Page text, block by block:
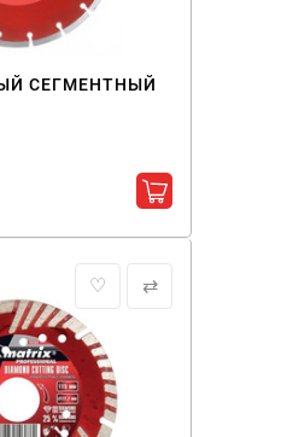
СЕГМЕНТНЫЙ
Добавить в
♡ ⇄